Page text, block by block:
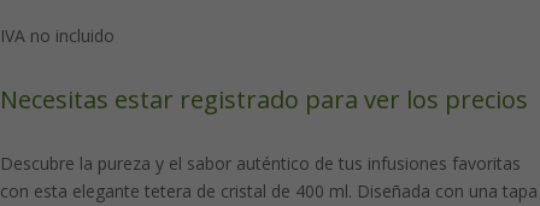
IVA no incluido
Necesitas estar registrado para ver los precios
Descubre la pureza y el sabor auténtico de tus infusiones favoritas
con esta elegante tetera de cristal de 400 ml. Diseñada con una tapa